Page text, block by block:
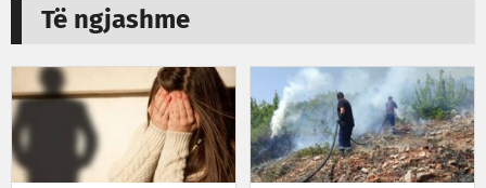
Të ngjashme